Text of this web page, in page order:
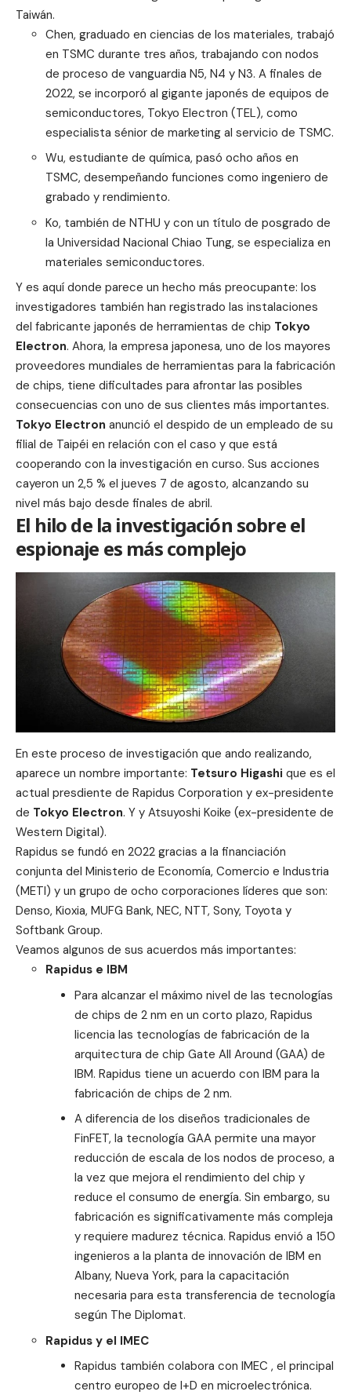
Taiwán.
Chen, graduado en ciencias de los materiales, trabajó
en TSMC durante tres años, trabajando con nodos
de proceso de vanguardia N5, N4 y N3. A finales de
2022, se incorporó al gigante japonés de equipos de
semiconductores, Tokyo Electron (TEL), como
especialista sénior de marketing al servicio de TSMC.
Wu, estudiante de química, pasó ocho años en
TSMC, desempeñando funciones como ingeniero de
grabado y rendimiento.
Ko, también de NTHU y con un título de posgrado de
la Universidad Nacional Chiao Tung, se especializa en
materiales semiconductores.
Y es aquí donde parece un hecho más preocupante: los
investigadores también han registrado las instalaciones
del fabricante japonés de herramientas de chip Tokyo
Electron. Ahora, la empresa japonesa, uno de los mayores
proveedores mundiales de herramientas para la fabricación
de chips, tiene dificultades para afrontar las posibles
consecuencias con uno de sus clientes más importantes.
Tokyo Electron anunció el despido de un empleado de su
filial de Taipéi en relación con el caso y que está
cooperando con la investigación en curso. Sus acciones
cayeron un 2,5 % el jueves 7 de agosto, alcanzando su
nivel más bajo desde finales de abril.
El hilo de la investigación sobre el
espionaje es más complejo
En este proceso de investigación que ando realizando,
aparece un nombre importante: Tetsuro Higashi que es el
actual presdiente de Rapidus Corporation y ex-presidente
de Tokyo Electron. Y y Atsuyoshi Koike (ex-presidente de
Western Digital).
Rapidus se fundó en 2022 gracias a la financiación
conjunta del Ministerio de Economía, Comercio e Industria
(METI) y un grupo de ocho corporaciones líderes que son:
Denso, Kioxia, MUFG Bank, NEC, NTT, Sony, Toyota y
Softbank Group.
Veamos algunos de sus acuerdos más importantes:
Rapidus e IBM
Para alcanzar el máximo nivel de las tecnologías
de chips de 2 nm en un corto plazo, Rapidus
licencia las tecnologías de fabricación de la
arquitectura de chip Gate All Around (GAA) de
IBM. Rapidus tiene un acuerdo con IBM para la
fabricación de chips de 2 nm.
A diferencia de los diseños tradicionales de
FinFET, la tecnología GAA permite una mayor
reducción de escala de los nodos de proceso, a
la vez que mejora el rendimiento del chip y
reduce el consumo de energía. Sin embargo, su
fabricación es significativamente más compleja
y requiere madurez técnica. Rapidus envió a 150
ingenieros a la planta de innovación de IBM en
Albany, Nueva York, para la capacitación
necesaria para esta transferencia de tecnología
según The Diplomat.
Rapidus y el IMEC
Rapidus también colabora con IMEC , el principal
centro europeo de I+D en microelectrónica.